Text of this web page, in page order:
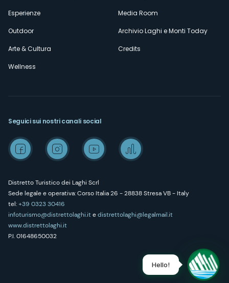
Esperienze
Outdoor
Arte & Cultura
Wellness
Media Room
Archivio Laghi e Monti Today
Credits
Distretto Turistico dei Laghi Scrl
Sede legale e operativa: Corso Italia 26 - 28838 Stresa VB - Italy
tel:+39 0323 30416
infoturismo@distrettolaghi.itedistrettolaghi@legalmail.it
www.distrettolaghi.it
P.I. 01648650032
Seguici sui nostri canali social